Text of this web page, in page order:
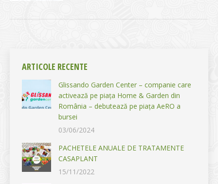
ARTICOLE RECENTE
Glissando Garden Center – companie care
activează pe piața Home & Garden din
România – debutează pe piața AeRO a
bursei
03/06/2024
PACHETELE ANUALE DE TRATAMENTE
CASAPLANT
15/11/2022